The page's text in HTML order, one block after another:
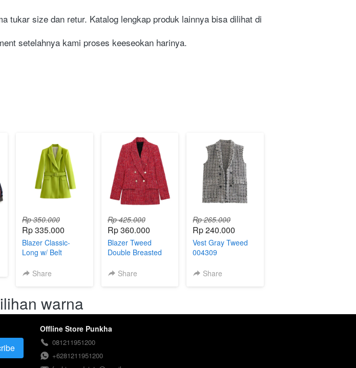
tukar size dan retur. Katalog lengkap produk lainnya bisa dilihat di
setelahnya kami proses keeseokan harinya.
Rp 350.000
Rp 335.000
Blazer Classic-
Long w/ Belt
Share
Rp 425.000
Rp 360.000
Blazer Tweed
Double Breasted
Share
Rp 265.000
Rp 240.000
Vest Gray Tweed
004309
Share
warna
Offline Store Punkha
081211951200
+6281211951200